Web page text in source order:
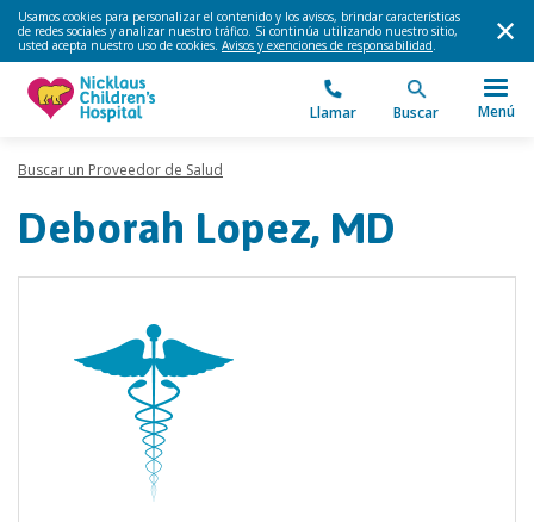
Usamos cookies para personalizar el contenido y los avisos, brindar características
de redes sociales y analizar nuestro tráfico. Si continúa utilizando nuestro sitio,
usted acepta nuestro uso de cookies. Avisos y exenciones de responsabilidad.
Llamar Buscar Menú
Buscar un Proveedor de Salud
Deborah Lopez, MD